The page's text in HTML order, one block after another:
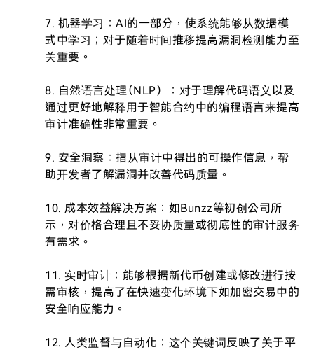
7. 机器学习：AI的一部分，使系统能够从数据模
式中学习；对于随着时间推移提高漏洞检测能力至
关重要。
8. 自然语言处理（NLP）：对于理解代码语义以及
通过更好地解释用于智能合约中的编程语言来提高
审计准确性非常重要。
9. 安全洞察：指从审计中得出的可操作信息，帮
助开发者了解漏洞并改善代码质量。
10. 成本效益解决方案：如Bunzz等初创公司所
示，对价格合理且不妥协质量或彻底性的审计服务
有需求。
11. 实时审计：能够根据新代币创建或修改进行按
需审核，提高了在快速变化环境下如加密交易中的
安全响应能力。
12. 人类监督与自动化：这个关键词反映了关于平